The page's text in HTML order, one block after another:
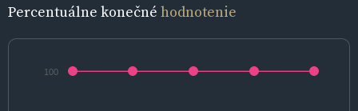
Percentuálne konečné hodnotenie
100